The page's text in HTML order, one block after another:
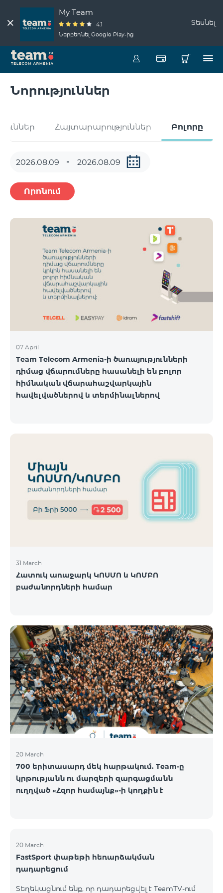
My Team
4.1
Ներբեռնել Google Play-ից
Տեսնել
Նորություններ
Հայտարարություններ Բոլորը
Որոնում
07 April
Team Telecom Armenia-ի ծառայությունների
դիմաց վճարումները հասանելի են բոլոր
հիմնական վճարահաշվարկային
հավելվածներով և տերմինալներով
31 March
Հատուկ առաջարկ ԿՈՍՄՈ և ԿՈՄԲՈ
բաժանորդների համար
20 March
700 երիտասարդ մեկ հարթակում. Team-ը
կրթությանն ու մարզերի զարգացմանն
ուղղված «Հզոր համայնք»-ի կողքին է
20 March
FastSport փաթեթի հեռարձակման
դադարեցում
Տեղեկացնում ենք, որ դադարեցվել է TeamTV-ում